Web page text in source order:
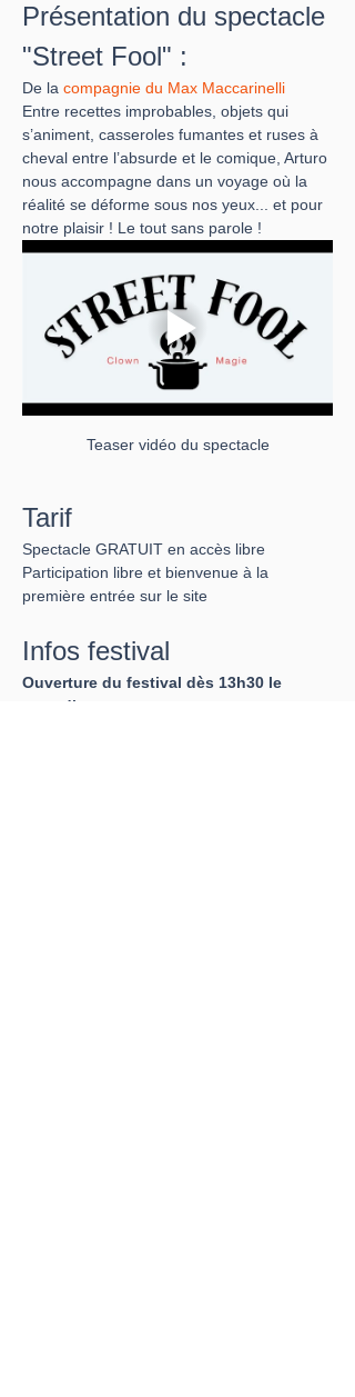
Présentation du spectacle
"Street Fool" :
De la compagnie du Max Maccarinelli
Entre recettes improbables, objets qui
s’animent, casseroles fumantes et ruses à
cheval entre l’absurde et le comique, Arturo
nous accompagne dans un voyage où la
réalité se déforme sous nos yeux... et pour
notre plaisir ! Le tout sans parole !
Teaser vidéo du spectacle
Tarif
Spectacle GRATUIT en accès libre
Participation libre et bienvenue à la
première entrée sur le site
Infos festival
Ouverture du festival dès 13h30 le
samedi